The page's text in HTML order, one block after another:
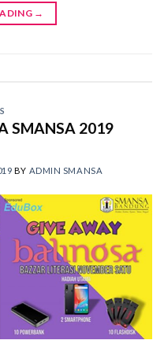
→
SMANSA 2019
BY ADMIN SMANSA